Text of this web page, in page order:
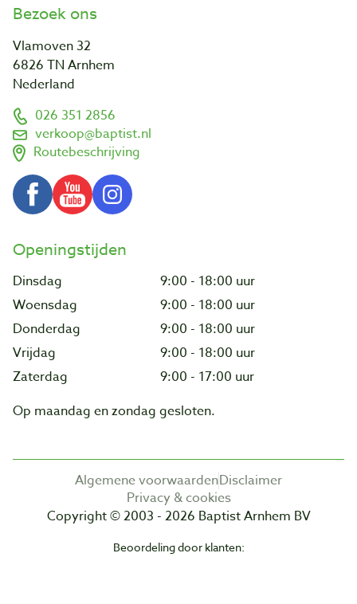
Bezoek ons
Vlamoven 32
6826 TN Arnhem
Nederland
026 351 2856
verkoop@baptist.nl
Routebeschrijving
Openingstijden
Dinsdag
9:00 - 18:00 uur
Woensdag
9:00 - 18:00 uur
Donderdag
9:00 - 18:00 uur
Vrijdag
9:00 - 18:00 uur
Zaterdag
9:00 - 17:00 uur
Op maandag en zondag gesloten.
Algemene voorwaardenDisclaimer
Privacy & cookies
Copyright © 2003 - 2026 Baptist Arnhem BV
Beoordeling door klanten: